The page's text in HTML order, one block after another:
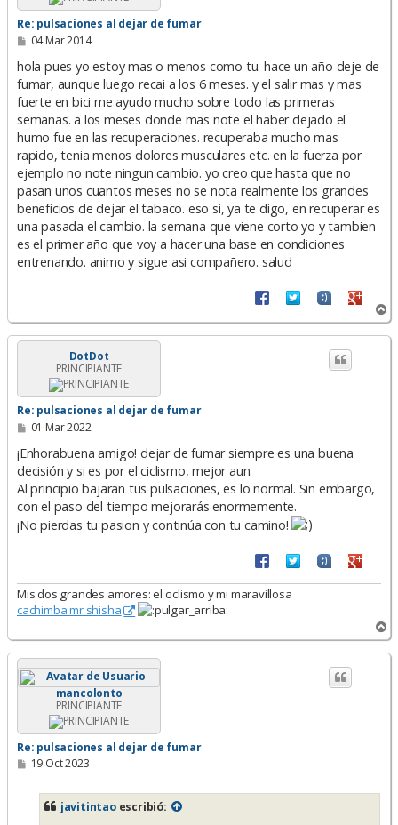
Re: pulsaciones al dejar de fumar
M
n
a
j
e
04 Mar 2014
hola pues yo estoy mas o menos como tu. hace un año deje de
fumar, aunque luego recai a los 6 meses. y el salir mas y mas
fuerte en bici me ayudo mucho sobre todo las primeras
semanas. a los meses donde mas note el haber dejado el
humo fue en las recuperaciones. recuperaba mucho mas
rapido, tenia menos dolores musculares etc. en la fuerza por
ejemplo no note ningun cambio. yo creo que hasta que no
pasan unos cuantos meses no se nota realmente los grandes
beneficios de dejar el tabaco. eso si, ya te digo, en recuperar es
una pasada el cambio. la semana que viene corto yo y tambien
es el primer año que voy a hacer una base en condiciones
entrenando. animo y sigue asi compañero. salud
r
r
DotDot
PRINCIPIANTE
Re: pulsaciones al dejar de fumar
M
n
a
e
01 Mar 2022
¡Enhorabuena amigo! dejar de fumar siempre es una buena
decisión y si es por el ciclismo, mejor aun.
Al principio bajaran tus pulsaciones, es lo normal. Sin embargo,
con el paso del tiempo mejorarás enormemente.
¡No pierdas tu pasion y continúa con tu camino!
Mis dos grandes amores: el ciclismo y mi maravillosa
cachimba mr shisha
r
r
mancolonto
PRINCIPIANTE
Re: pulsaciones al dejar de fumar
M19 Oct 2023
javitintaoescribió: